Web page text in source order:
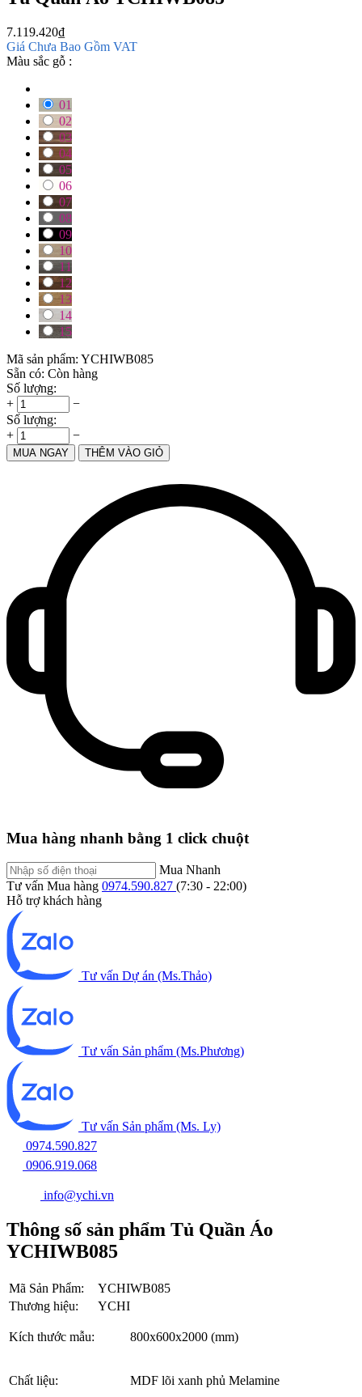
7.119.420₫
Giá Chưa Bao Gồm VAT
Màu sắc gỗ :
01
02
03
04
05
06
07
08
09
10
11
12
13
14
15
Mã sản phẩm: YCHIWB085
Sẵn có: Còn hàng
Số lượng:
+
−
Số lượng:
+
−
MUA NGAY THÊM VÀO GIỎ
Mua hàng nhanh bằng 1 click chuột
Mua Nhanh
Tư vấn Mua hàng 0974.590.827 (7:30 - 22:00)
Hỗ trợ khách hàng
Tư vấn Dự án (Ms.Thảo)
Tư vấn Sản phẩm (Ms.Phương)
Tư vấn Sản phẩm (Ms. Ly)
0974.590.827
0906.919.068
info@ychi.vn
Thông số sản phẩm Tủ Quần Áo
YCHIWB085
Mã Sản Phẩm:
YCHIWB085
Thương hiệu:
YCHI
Kích thước mẫu: 800x600x2000 (mm)
Chất liệu: MDF lõi xanh phủ Melamine